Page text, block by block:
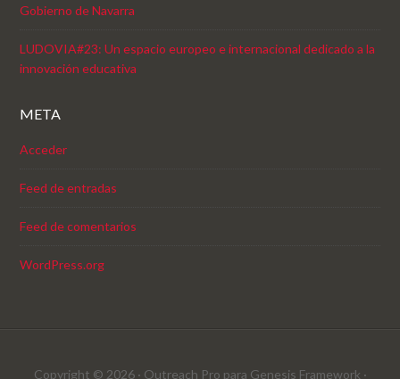
Gobierno de Navarra
LUDOVIA#23: Un espacio europeo e internacional dedicado a la
innovación educativa
META
Acceder
Feed de entradas
Feed de comentarios
WordPress.org
Copyright © 2026 · Outreach Pro para Genesis Framework ·